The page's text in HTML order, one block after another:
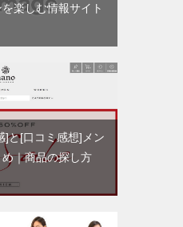
楽しむ情報サイト
]と[口コミ感想]メン
｜商品の探し方